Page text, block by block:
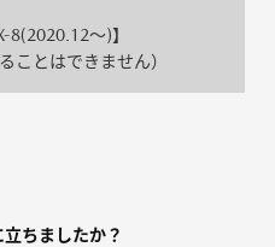
8(2020.12～)】
ことはできません）
ちましたか？